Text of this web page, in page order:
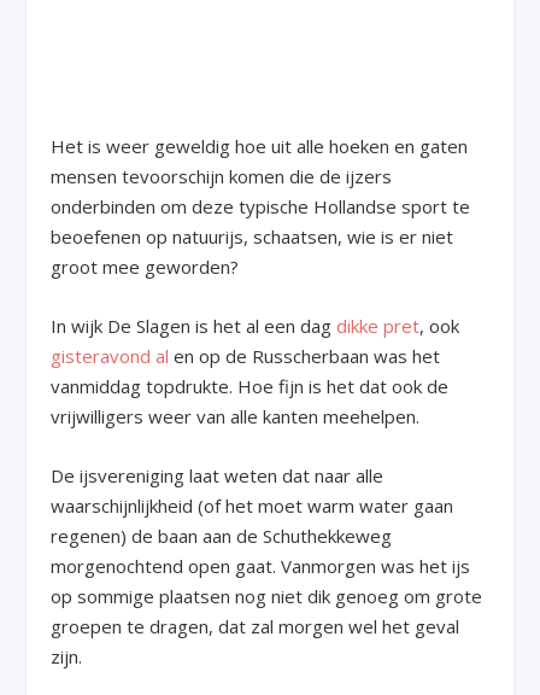
Het is weer geweldig hoe uit alle hoeken en gaten
mensen tevoorschijn komen die de ijzers
onderbinden om deze typische Hollandse sport te
beoefenen op natuurijs, schaatsen, wie is er niet
groot mee geworden?
In wijk De Slagen is het al een dagdikke pret, ook
gisteravond al en op de Russcherbaan was het
vanmiddag topdrukte. Hoe fijn is het dat ook de
vrijwilligers weer van alle kanten meehelpen.
De ijsvereniging laat weten dat naar alle
waarschijnlijkheid (of het moet warm water gaan
regenen) de baan aan de Schuthekkeweg
morgenochtend open gaat. Vanmorgen was het ijs
op sommige plaatsen nog niet dik genoeg om grote
groepen te dragen, dat zal morgen wel het geval
zijn.